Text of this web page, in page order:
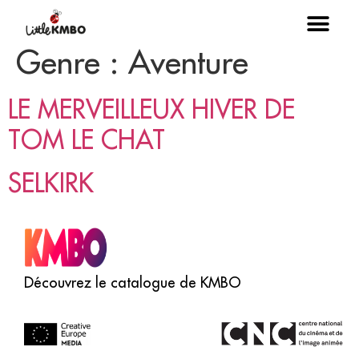
Genre : Aventure
LE MERVEILLEUX HIVER DE
TOM LE CHAT
SELKIRK
Découvrez le catalogue de KMBO